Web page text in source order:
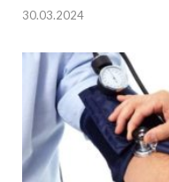
30.03.2024